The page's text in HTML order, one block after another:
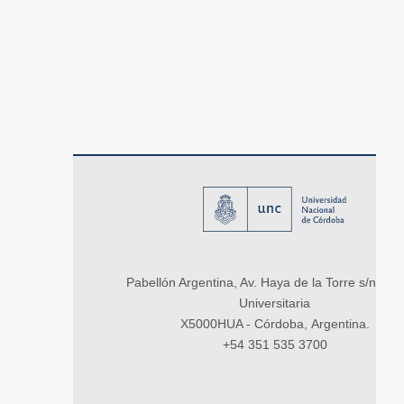
Pabellón Argentina, Av. Haya de la Torre s/n,
Universitaria
X5000HUA - Córdoba, Argentina.
+54 351 535 3700